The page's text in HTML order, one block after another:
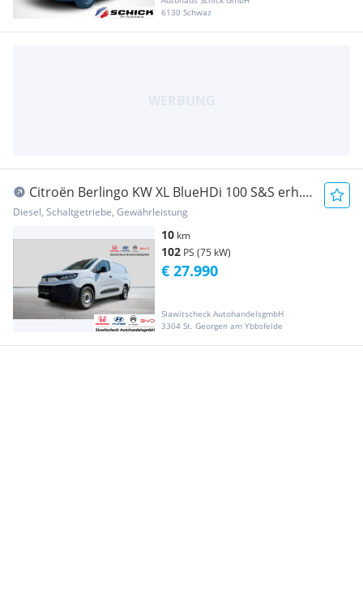
6130 Schwaz
Citroën Berlingo KW XL BlueHDi 100 S&S erh.
Nutzl. Transporter / Kastenwagen
Diesel, Schaltgetriebe, Gewährleistung
10 km
102 PS (75 kW)
Slawitscheck AutohandelsgmbH
3304 St. Georgen am Ybbsfelde
€ 27.990